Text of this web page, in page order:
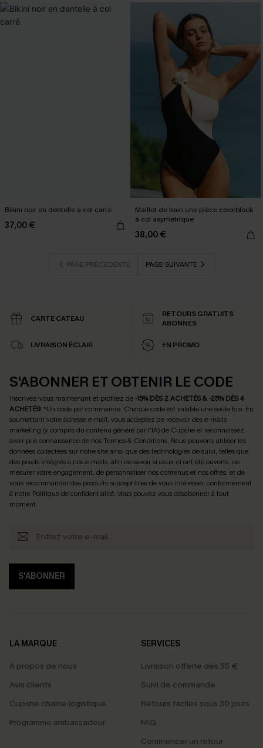
Bikini noir en dentelle à col carré
37,00 €
Maillot de bain une pièce colorblock
à col asymétrique
38,00 €
PAGE PRÉCÉDENTE PAGE SUIVANTE
CARTE CATEAU
RETOURS GRATUITS
ABONNÉS
LIVRAISON ÉCLAIR EN PROMO
S'ABONNER ET OBTENIR LE CODE
Inscrivez-vous maintenant et profitez de -15% DÈS 2 ACHETÉS & -25% DÈS 4
ACHETÉS! *Un code par commande. Chaque code est valable une seule fois. En
soumettant votre adresse e-mail, vous acceptez de recevoir des e-mails
marketing (y compris du contenu généré par l'IA) de Cupshe et reconnaissez
avoir pris connaissance de nosTermes & Conditions. Nous pouvons utiliser les
données collectées sur notre site ainsi que des technologies de suivi, telles que
des pixels intégrés à nos e-mails, afin de savoir si ceux-ci ont été ouverts, de
mesurer votre engagement, de personnaliser nos contenus et nos offres, et de
vous recommander des produits susceptibles de vous intéresser, conformément
à notre Politique de confidentialité. Vous pouvez vous désabonner à tout
moment.
S'ABONNER
LA MARQUE
À propos de nous
Avis clients
Cupshe chaîne logistique
Programme ambassadeur
SERVICES
Livraison offerte dès 55 €
Suivi de commande
Retours faciles sous 30 jours
FAQ
Commencer un retour